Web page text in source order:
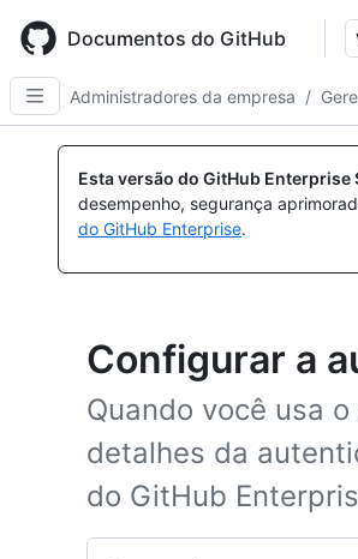
main
content
Documentos do GitHub
Administradores da empresa /
Esta versão do GitHub
desempenho, segurança
do GitHub Enterprise.
Configurar a
Quando você usa
detalhes da
do GitHub